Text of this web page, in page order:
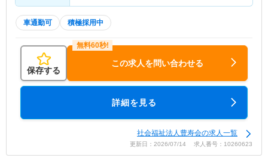
車通勤可 積極採用中
保存する
この求人を問い合わせる
詳細を見る
社会福祉法人豊寿会の求人一覧
更新日：2026/07/14 求人番号：10260623